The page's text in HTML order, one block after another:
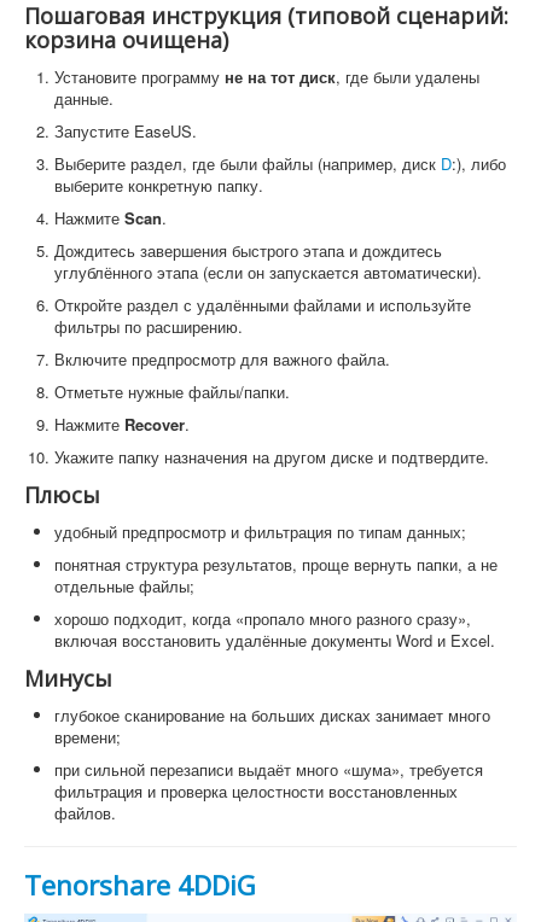
Пошаговая инструкция (типовой сценарий:
корзина очищена)
Установите программу не на тот диск, где были удалены
данные.
Запустите EaseUS.
Выберите раздел, где были файлы (например, диск D:), либо
выберите конкретную папку.
Нажмите Scan.
Дождитесь завершения быстрого этапа и дождитесь
углублённого этапа (если он запускается автоматически).
Откройте раздел с удалёнными файлами и используйте
фильтры по расширению.
Включите предпросмотр для важного файла.
Отметьте нужные файлы/папки.
Нажмите Recover.
Укажите папку назначения на другом диске и подтвердите.
Плюсы
удобный предпросмотр и фильтрация по типам данных;
понятная структура результатов, проще вернуть папки, а не
отдельные файлы;
хорошо подходит, когда «пропало много разного сразу»,
включая восстановить удалённые документы Word и Excel.
Минусы
глубокое сканирование на больших дисках занимает много
времени;
при сильной перезаписи выдаёт много «шума», требуется
фильтрация и проверка целостности восстановленных
файлов.
Tenorshare 4DDiG